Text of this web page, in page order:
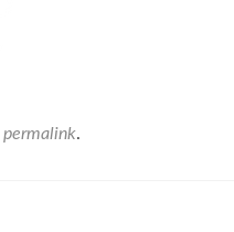
permalink.